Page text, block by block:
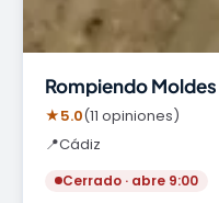
Rompiendo Moldes
★5.0(11 opiniones)
📍Cádiz
Cerrado · abre 9:00